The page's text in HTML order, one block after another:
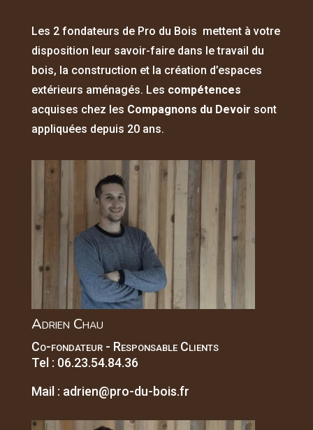
Les 2 fondateurs de Pro du Bois mettent à votre
disposition leur savoir-faire dans le travail du
bois, la construction et la création d’espaces
extérieurs aménagés. Les compétences
acquises chez les Compagnons du Devoir sont
appliquées depuis 20 ans.
Adrien Chau
Co-fondateur - Responsable Clients
Tel : 06.23.54.84.36
Mail : adrien@pro-du-bois.fr